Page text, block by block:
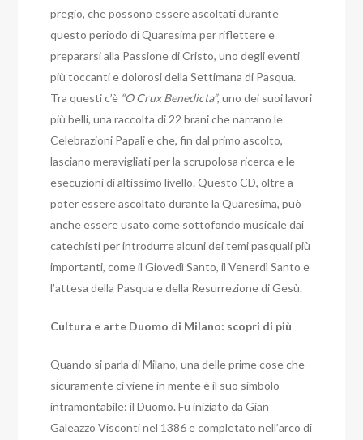
pregio, che possono essere ascoltati durante
questo periodo di Quaresima per riflettere e
prepararsi alla Passione di Cristo, uno degli eventi
più toccanti e dolorosi della Settimana di Pasqua.
Tra questi c’è “O Crux Benedicta”, uno dei suoi lavori
più belli, una raccolta di 22 brani che narrano le
Celebrazioni Papali e che, fin dal primo ascolto,
lasciano meravigliati per la scrupolosa ricerca e le
esecuzioni di altissimo livello.Questo CD, oltre a
poter essere ascoltato durante la Quaresima, può
anche essere usato come sottofondo musicale dai
catechisti per introdurre alcuni dei temi pasquali più
importanti, come il Giovedì Santo, il Venerdì Santo e
l’attesa della Pasqua e della Resurrezione di Gesù.
Cultura e arte Duomo di Milano: scopri di più
Quando si parla di Milano, una delle prime cose che
sicuramente ci viene in mente è il suo simbolo
intramontabile: il Duomo. Fu iniziato da Gian
Galeazzo Visconti nel 1386 e completato nell’arco di